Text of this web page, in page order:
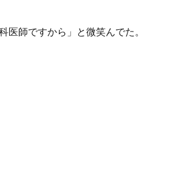
医師ですから」と微笑んでた。